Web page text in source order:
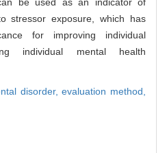
stressor exposure, which has
for improving individual
individual mental health
disorder,evaluation method,